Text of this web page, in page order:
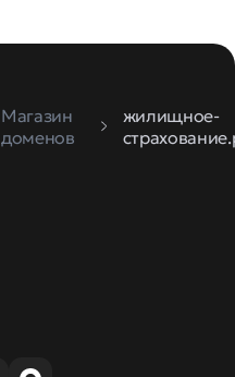
Магазин
доменов
жилищное-